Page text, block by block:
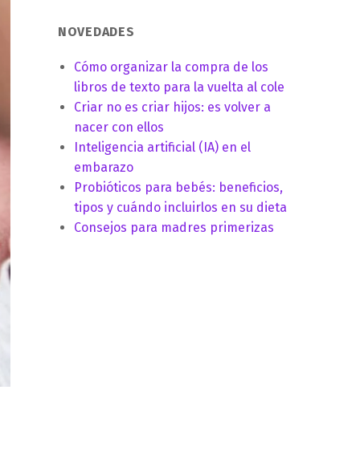
NOVEDADES
Cómo organizar la compra de los
libros de texto para la vuelta al cole
Criar no es criar hijos: es volver a
nacer con ellos
Inteligencia artificial (IA) en el
embarazo
Probióticos para bebés: beneficios,
tipos y cuándo incluirlos en su dieta
Consejos para madres primerizas